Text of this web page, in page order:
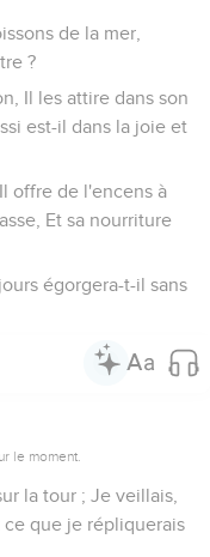
de la mer,
?
Il les attire dans son
est-il dans la joie et
offre de l'encens à
Et sa nourriture
égorgera-t-il sans
le moment.
la tour ; Je veillais,
que je répliquerais